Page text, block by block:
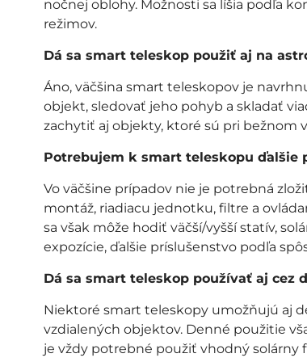
nočnej oblohy. Možnosti sa líšia podľa
režimov.
Dá sa smart teleskop použiť aj na
Áno, väčšina smart teleskopov je
objekt, sledovať jeho pohyb a skladať
zachytiť aj objekty, ktoré sú pri bežnom
Potrebujem k smart teleskopu ďalšie
Vo väčšine prípadov nie je potrebná
montáž, riadiacu jednotku, filtre a
sa však môže hodiť väčší/vyšší statív,
expozície, ďalšie príslušenstvo podľa
Dá sa smart teleskop používať aj cez
Niektoré smart teleskopy umožňujú aj
vzdialených objektov. Denné použitie
je vždy potrebné použiť vhodný solárny